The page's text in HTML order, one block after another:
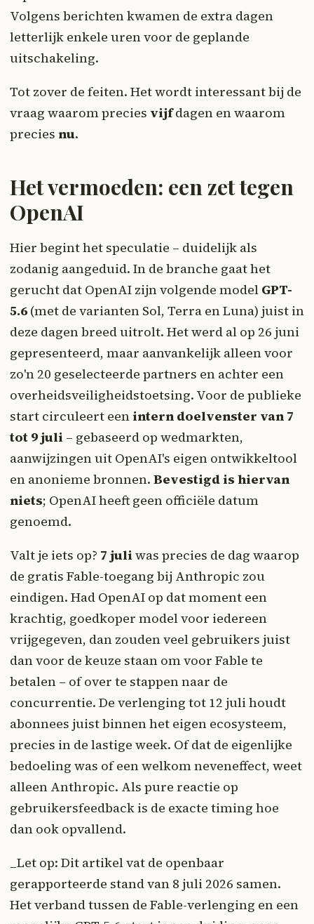
Volgens berichten kwamen de extra dagen
letterlijk enkele uren voor de geplande
uitschakeling.
Tot zover de feiten. Het wordt interessant bij de
vraag waarom precies vijfdagen en waarom
precies nu.
Het vermoeden: een zet tegen
OpenAI
Hier begint het speculatie – duidelijk als
zodanig aangeduid. In de branche gaat het
gerucht dat OpenAI zijn volgende model GPT-
5.6 (met de varianten Sol, Terra en Luna) juist in
deze dagen breed uitrolt. Het werd al op 26 juni
gepresenteerd, maar aanvankelijk alleen voor
zo'n 20 geselecteerde partners en achter een
overheidsveiligheidstoetsing. Voor de publieke
start circuleert eenintern doelvenster van 7
tot 9 juli – gebaseerd op wedmarkten,
aanwijzingen uit OpenAI's eigen ontwikkeltool
en anonieme bronnen. Bevestigd is hiervan
niets; OpenAI heeft geen officiële datum
genoemd.
Valt je iets op? 7 juliwas precies de dag waarop
de gratis Fable-toegang bij Anthropic zou
eindigen. Had OpenAI op dat moment een
krachtig, goedkoper model voor iedereen
vrijgegeven, dan zouden veel gebruikers juist
dan voor de keuze staan om voor Fable te
betalen – of over te stappen naar de
concurrentie. De verlenging tot 12 juli houdt
abonnees juist binnen het eigen ecosysteem,
precies in de lastige week. Of dat de eigenlijke
bedoeling was of een welkom neveneffect, weet
alleen Anthropic. Als pure reactie op
gebruikersfeedback is de exacte timing hoe
dan ook opvallend.
_Let op: Dit artikel vat de openbaar
gerapporteerde stand van 8 juli 2026 samen.
Het verband tussen de Fable-verlenging en een